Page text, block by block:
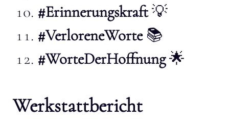
#Erinnerungskraft💡
#VerloreneWorte📚️
#WorteDerHoffnung🌟
Werkstattbericht